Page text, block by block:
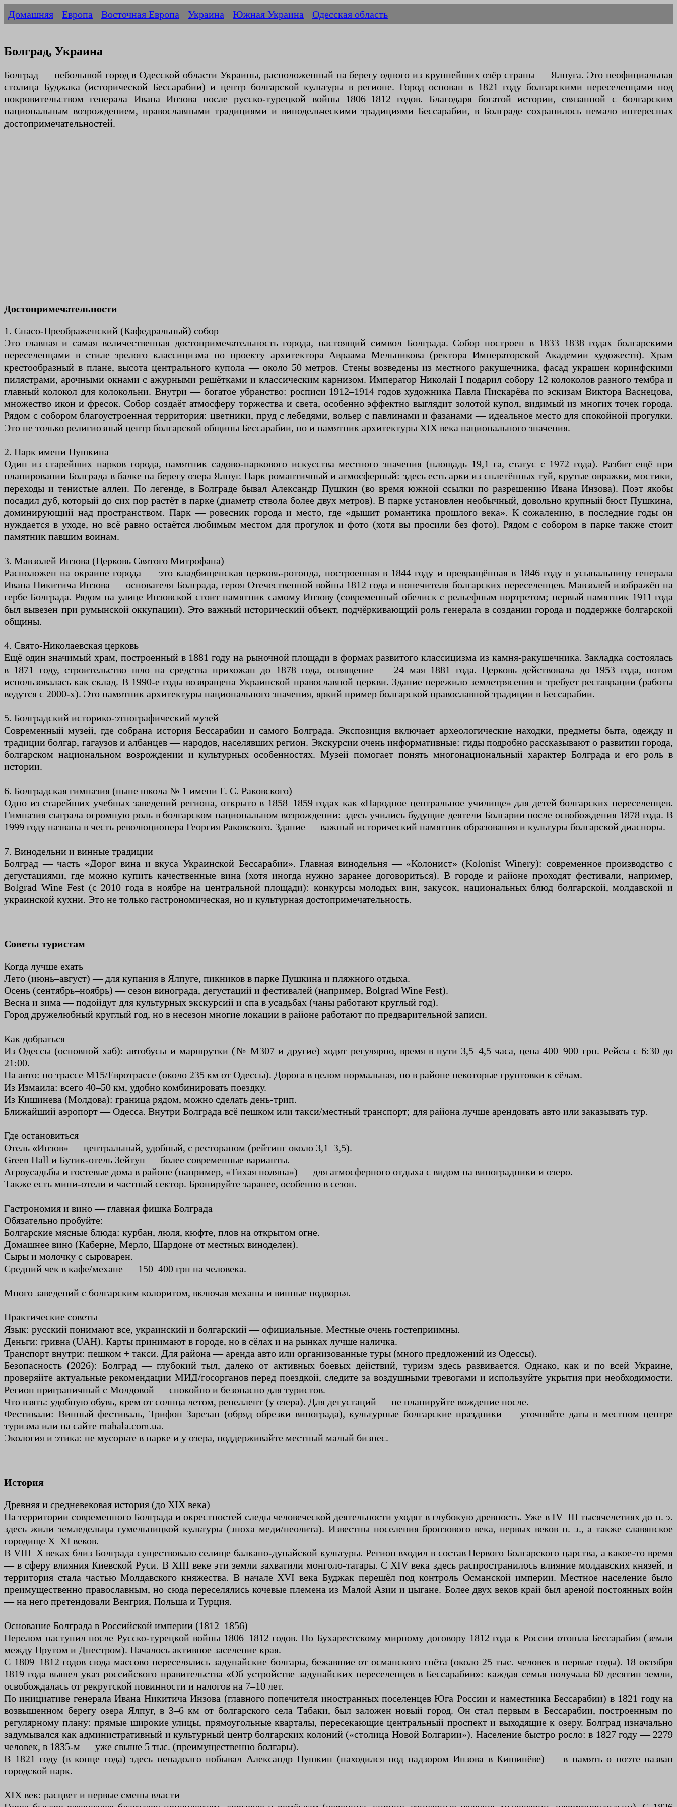
Домашняя Европа Восточная Европа Украина Южная Украина Одесская область
Болград, Украина
Болград — небольшой город в Одесской области Украины, расположенный на берегу одного из крупнейших озёр страны — Ялпуга. Это неофициальная
столица Буджака (исторической Бессарабии) и центр болгарской культуры в регионе. Город основан в 1821 году болгарскими переселенцами под
покровительством генерала Ивана Инзова после русско-турецкой войны 1806–1812 годов. Благодаря богатой истории, связанной с болгарским
национальным возрождением, православными традициями и винодельческими традициями Бессарабии, в Болграде сохранилось немало интересных
достопримечательностей.
Достопримечательности
1. Спасо-Преображенский (Кафедральный) собор
Это главная и самая величественная достопримечательность города, настоящий символ Болграда. Собор построен в 1833–1838 годах болгарскими
переселенцами в стиле зрелого классицизма по проекту архитектора Авраама Мельникова (ректора Императорской Академии художеств). Храм
крестообразный в плане, высота центрального купола — около 50 метров. Стены возведены из местного ракушечника, фасад украшен коринфскими
пилястрами, арочными окнами с ажурными решётками и классическим карнизом. Император Николай I подарил собору 12 колоколов разного тембра и
главный колокол для колокольни. Внутри — богатое убранство: росписи 1912–1914 годов художника Павла Пискарёва по эскизам Виктора Васнецова,
множество икон и фресок. Собор создаёт атмосферу торжества и света, особенно эффектно выглядит золотой купол, видимый из многих точек города.
Рядом с собором благоустроенная территория: цветники, пруд с лебедями, вольер с павлинами и фазанами — идеальное место для спокойной прогулки.
Это не только религиозный центр болгарской общины Бессарабии, но и памятник архитектуры XIX века национального значения.
2. Парк имени Пушкина
Один из старейших парков города, памятник садово-паркового искусства местного значения (площадь 19,1 га, статус с 1972 года). Разбит ещё при
планировании Болграда в балке на берегу озера Ялпуг. Парк романтичный и атмосферный: здесь есть арки из сплетённых туй, крутые овражки, мостики,
переходы и тенистые аллеи. По легенде, в Болграде бывал Александр Пушкин (во время южной ссылки по разрешению Ивана Инзова). Поэт якобы
посадил дуб, который до сих пор растёт в парке (диаметр ствола более двух метров). В парке установлен необычный, довольно крупный бюст Пушкина,
доминирующий над пространством. Парк — ровесник города и место, где «дышит романтика прошлого века». К сожалению, в последние годы он
нуждается в уходе, но всё равно остаётся любимым местом для прогулок и фото (хотя вы просили без фото). Рядом с собором в парке также стоит
памятник павшим воинам.
3. Мавзолей Инзова (Церковь Святого Митрофана)
Расположен на окраине города — это кладбищенская церковь-ротонда, построенная в 1844 году и превращённая в 1846 году в усыпальницу генерала
Ивана Никитича Инзова — основателя Болграда, героя Отечественной войны 1812 года и попечителя болгарских переселенцев. Мавзолей изображён на
гербе Болграда. Рядом на улице Инзовской стоит памятник самому Инзову (современный обелиск с рельефным портретом; первый памятник 1911 года
был вывезен при румынской оккупации). Это важный исторический объект, подчёркивающий роль генерала в создании города и поддержке болгарской
общины.
4. Свято-Николаевская церковь
Ещё один значимый храм, построенный в 1881 году на рыночной площади в формах развитого классицизма из камня-ракушечника. Закладка состоялась
в 1871 году, строительство шло на средства прихожан до 1878 года, освящение — 24 мая 1881 года. Церковь действовала до 1953 года, потом
использовалась как склад. В 1990-е годы возвращена Украинской православной церкви. Здание пережило землетрясения и требует реставрации (работы
ведутся с 2000-х). Это памятник архитектуры национального значения, яркий пример болгарской православной традиции в Бессарабии.
5. Болградский историко-этнографический музей
Современный музей, где собрана история Бессарабии и самого Болграда. Экспозиция включает археологические находки, предметы быта, одежду и
традиции болгар, гагаузов и албанцев — народов, населявших регион. Экскурсии очень информативные: гиды подробно рассказывают о развитии города,
болгарском национальном возрождении и культурных особенностях. Музей помогает понять многонациональный характер Болграда и его роль в
истории.
6. Болградская гимназия (ныне школа № 1 имени Г. С. Раковского)
Одно из старейших учебных заведений региона, открыто в 1858–1859 годах как «Народное центральное училище» для детей болгарских переселенцев.
Гимназия сыграла огромную роль в болгарском национальном возрождении: здесь учились будущие деятели Болгарии после освобождения 1878 года. В
1999 году названа в честь революционера Георгия Раковского. Здание — важный исторический памятник образования и культуры болгарской диаспоры.
7. Винодельни и винные традиции
Болград — часть «Дорог вина и вкуса Украинской Бессарабии». Главная винодельня — «Колонист» (Kolonist Winery): современное производство с
дегустациями, где можно купить качественные вина (хотя иногда нужно заранее договориться). В городе и районе проходят фестивали, например,
Bolgrad Wine Fest (с 2010 года в ноябре на центральной площади): конкурсы молодых вин, закусок, национальных блюд болгарской, молдавской и
украинской кухни. Это не только гастрономическая, но и культурная достопримечательность.
Советы туристам
Когда лучше ехать
Лето (июнь–август) — для купания в Ялпуге, пикников в парке Пушкина и пляжного отдыха.
Осень (сентябрь–ноябрь) — сезон винограда, дегустаций и фестивалей (например, Bolgrad Wine Fest).
Весна и зима — подойдут для культурных экскурсий и спа в усадьбах (чаны работают круглый год).
Город дружелюбный круглый год, но в несезон многие локации в районе работают по предварительной записи.
Как добраться
Из Одессы (основной хаб): автобусы и маршрутки (№ М307 и другие) ходят регулярно, время в пути 3,5–4,5 часа, цена 400–900 грн. Рейсы с 6:30 до
21:00.
На авто: по трассе М15/Евротрассе (около 235 км от Одессы). Дорога в целом нормальная, но в районе некоторые грунтовки к сёлам.
Из Измаила: всего 40–50 км, удобно комбинировать поездку.
Из Кишинева (Молдова): граница рядом, можно сделать день-трип.
Ближайший аэропорт — Одесса. Внутри Болграда всё пешком или такси/местный транспорт; для района лучше арендовать авто или заказывать тур.
Где остановиться
Отель «Инзов» — центральный, удобный, с рестораном (рейтинг около 3,1–3,5).
Green Hall и Бутик-отель Зейтун — более современные варианты.
Агроусадьбы и гостевые дома в районе (например, «Тихая поляна») — для атмосферного отдыха с видом на виноградники и озеро.
Также есть мини-отели и частный сектор. Бронируйте заранее, особенно в сезон.
Гастрономия и вино — главная фишка Болграда
Обязательно пробуйте:
Болгарские мясные блюда: курбан, люля, кюфте, плов на открытом огне.
Домашнее вино (Каберне, Мерло, Шардоне от местных виноделен).
Сыры и молочку с сыроварен.
Средний чек в кафе/механе — 150–400 грн на человека.
Много заведений с болгарским колоритом, включая механы и винные подворья.
Практические советы
Язык: русский понимают все, украинский и болгарский — официальные. Местные очень гостеприимны.
Деньги: гривна (UAH). Карты принимают в городе, но в сёлах и на рынках лучше наличка.
Транспорт внутри: пешком + такси. Для района — аренда авто или организованные туры (много предложений из Одессы).
Безопасность (2026): Болград — глубокий тыл, далеко от активных боевых действий, туризм здесь развивается. Однако, как и по всей Украине,
проверяйте актуальные рекомендации МИД/госорганов перед поездкой, следите за воздушными тревогами и используйте укрытия при необходимости.
Регион приграничный с Молдовой — спокойно и безопасно для туристов.
Что взять: удобную обувь, крем от солнца летом, репеллент (у озера). Для дегустаций — не планируйте вождение после.
Фестивали: Винный фестиваль, Трифон Зарезан (обряд обрезки винограда), культурные болгарские праздники — уточняйте даты в местном центре
туризма или на сайте mahala.com.ua.
Экология и этика: не мусорьте в парке и у озера, поддерживайте местный малый бизнес.
История
Древняя и средневековая история (до XIX века)
На территории современного Болграда и окрестностей следы человеческой деятельности уходят в глубокую древность. Уже в IV–III тысячелетиях до н. э.
здесь жили земледельцы гумельницкой культуры (эпоха меди/неолита). Известны поселения бронзового века, первых веков н. э., а также славянское
городище X–XI веков.
В VIII–X веках близ Болграда существовало селище балкано-дунайской культуры. Регион входил в состав Первого Болгарского царства, а какое-то время
— в сферу влияния Киевской Руси. В XIII веке эти земли захватили монголо-татары. С XIV века здесь распространилось влияние молдавских князей, и
территория стала частью Молдавского княжества. В начале XVI века Буджак перешёл под контроль Османской империи. Местное население было
преимущественно православным, но сюда переселялись кочевые племена из Малой Азии и цыгане. Более двух веков край был ареной постоянных войн
— на него претендовали Венгрия, Польша и Турция.
Основание Болграда в Российской империи (1812–1856)
Перелом наступил после Русско-турецкой войны 1806–1812 годов. По Бухарестскому мирному договору 1812 года к России отошла Бессарабия (земли
между Прутом и Днестром). Началось активное заселение края.
С 1809–1812 годов сюда массово переселялись задунайские болгары, бежавшие от османского гнёта (около 25 тыс. человек в первые годы). 18 октября
1819 года вышел указ российского правительства «Об устройстве задунайских переселенцев в Бессарабии»: каждая семья получала 60 десятин земли,
освобождалась от рекрутской повинности и налогов на 7–10 лет.
По инициативе генерала Ивана Никитича Инзова (главного попечителя иностранных поселенцев Юга России и наместника Бессарабии) в 1821 году на
возвышенном берегу озера Ялпуг, в 3–6 км от болгарского села Табаки, был заложен новый город. Он стал первым в Бессарабии, построенным по
регулярному плану: прямые широкие улицы, прямоугольные кварталы, пересекающие центральный проспект и выходящие к озеру. Болград изначально
задумывался как административный и культурный центр болгарских колоний («столица Новой Болгарии»). Население быстро росло: в 1827 году — 2279
человек, в 1835-м — уже свыше 5 тыс. (преимущественно болгары).
В 1821 году (в конце года) здесь ненадолго побывал Александр Пушкин (находился под надзором Инзова в Кишинёве) — в память о поэте назван
городской парк.
XIX век: расцвет и первые смены власти